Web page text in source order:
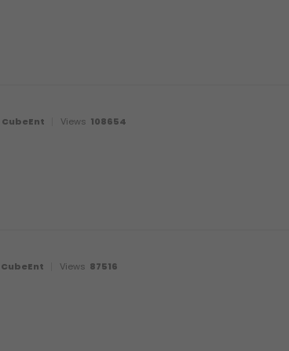
CubeEnt Views 108654
CubeEnt Views 87516